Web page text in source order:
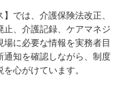
では、介護保険法改正、
、介護記録、ケアマネジ
に必要な情報を実務者目
知を確認しながら、制度
心がけています。